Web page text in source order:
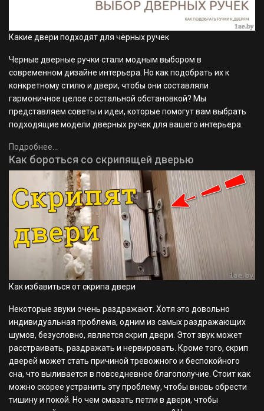
Какие двери подходят для чёрных ручек
Черные дверные ручки стали модным выбором в
современном дизайне интерьера. Но как подобрать их к
конкретному стилю и двери, чтобы они составляли
гармоничное целое с остальной обстановкой? Мы
представляем советы и идеи, которые помогут вам выбрать
подходящие модели дверных ручек для вашего интерьера.
Подробнее...
Как бороться со скрипящей дверью
Как избавиться от скрипа двери
Некоторые звуки очень раздражают. Хотя это довольно
индивидуальная проблема, одним из самых раздражающих
шумов, безусловно, является скрип двери. Этот звук может
расстраивать, раздражать и нервировать. Кроме того, скрип
дверей может стать причиной тревожного и беспокойного
сна, что выливается в повседневное благополучие. Стоит как
можно скорее устранить эту проблему, чтобы вновь обрести
тишину и покой. Но чем смазать петли в двери, чтобы